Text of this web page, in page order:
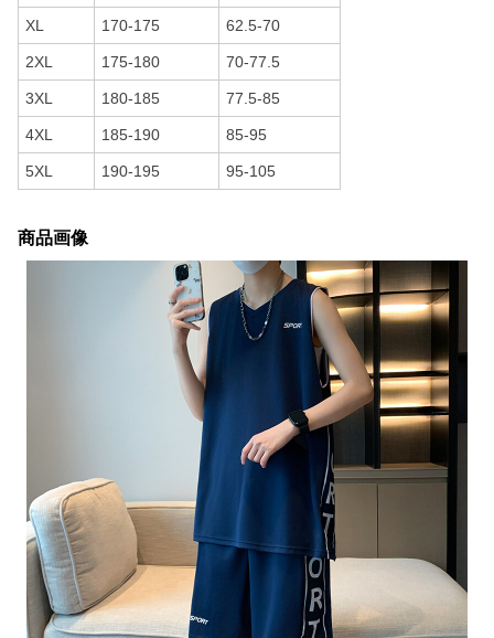
XL 170-175 62.5-70
2XL 175-180 70-77.5
3XL 180-185 77.5-85
4XL 185-190 85-95
5XL 190-195 95-105
商品画像